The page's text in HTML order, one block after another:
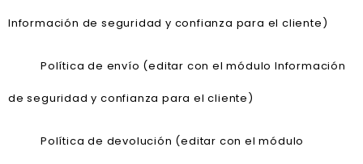
Información de seguridad y confianza para el cliente)
Política de envío (editar con el módulo Información
de seguridad y confianza para el cliente)
Política de devolución (editar con el módulo